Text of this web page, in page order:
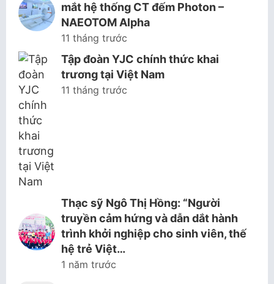
mắt hệ thống CT đếm Photon –
NAEOTOM Alpha
11 tháng trước
Tập đoàn YJC chính thức khai
trương tại Việt Nam
11 tháng trước
Thạc sỹ Ngô Thị Hồng: “Người
truyền cảm hứng và dẫn dắt hành
trình khởi nghiệp cho sinh viên, thế
hệ trẻ Việt…
1 năm trước